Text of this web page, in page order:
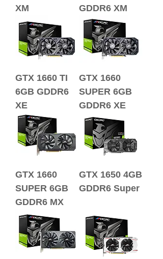
XM
GDDR6 XM
GTX 1660 TI
6GB GDDR6
XE
GTX 1660
SUPER 6GB
GDDR6 XE
GTX 1660
SUPER 6GB
GDDR6 MX
GTX 1650 4GB
GDDR6 Super